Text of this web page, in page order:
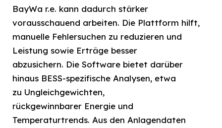
BayWa r.e. kann dadurch stärker
vorausschauend arbeiten. Die Plattform hilft,
manuelle Fehlersuchen zu reduzieren und
Leistung sowie Erträge besser
abzusichern. Die Software bietet darüber
hinaus BESS-spezifische Analysen, etwa
zu Ungleichgewichten,
rückgewinnbarer Energie und
Temperaturtrends. Aus den Anlagendaten